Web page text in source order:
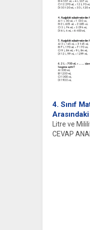
4. Sınıf
Litre ve
CEVAP